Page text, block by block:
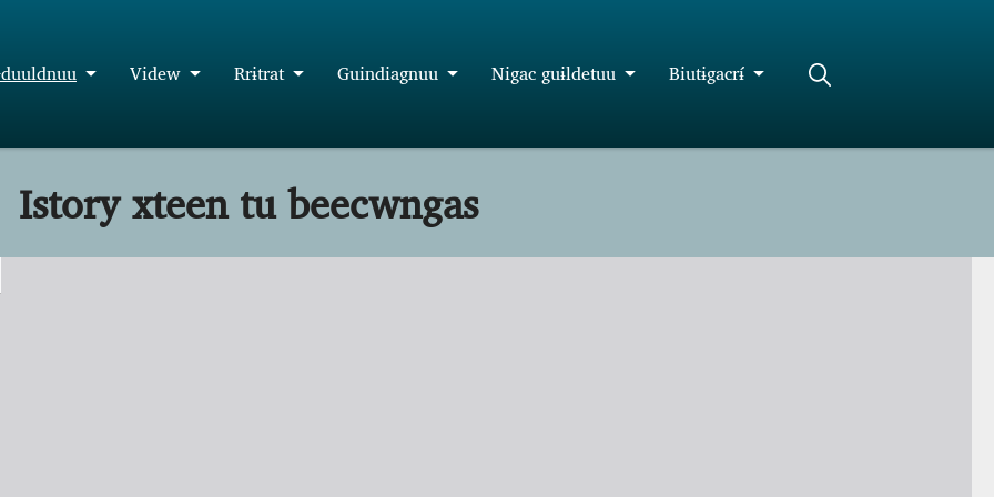
Videw Rrɨtrat Guindiagnuu Nigac guɨldetuu Biutɨgacrɨ́
Istory xteen tu beecwngas